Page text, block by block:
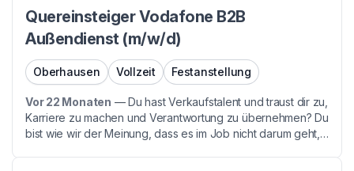
Quereinsteiger Vodafone B2B
Außendienst (m/w/d)
Oberhausen Vollzeit Festanstellung
Vor 22 Monaten —Du hast Verkaufstalent und traust dir zu,
Karriere zu machen und Verantwortung zu übernehmen? Du
bist wie wir der Meinung, dass es im Job nicht darum geht,